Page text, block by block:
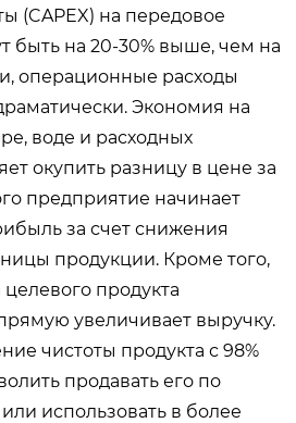
(CAPEX) на передовое
быть на 20-30% выше, чем на
операционные расходы
Экономия на
воде и расходных
окупить разницу в цене за
предприятие начинает
за счет снижения
продукции. Кроме того,
продукта
увеличивает выручку.
чистоты продукта с 98%
продавать его по
использовать в более